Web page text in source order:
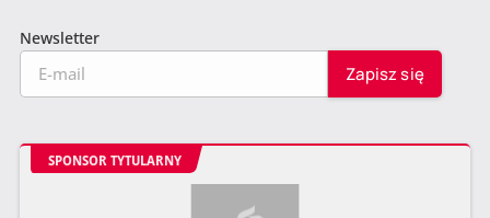
Newsletter
SPONSOR TYTULARNY